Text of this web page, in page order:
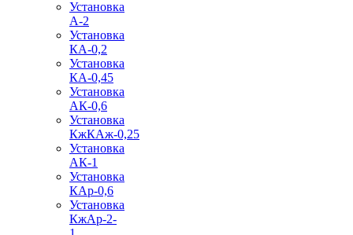
Установка
А-2
Установка
КА-0,2
Установка
КА-0,45
Установка
АК-0,6
Установка
КжКАж-0,25
Установка
АК-1
Установка
КАр-0,6
Установка
КжАр-2-